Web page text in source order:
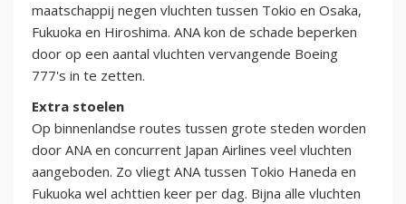
maatschappij negen vluchten tussen Tokio en Osaka,
Fukuoka en Hiroshima. ANA kon de schade beperken
door op een aantal vluchten vervangende Boeing
777's in te zetten.
Extra stoelen
Op binnenlandse routes tussen grote steden worden
door ANA en concurrent Japan Airlines veel vluchten
aangeboden. Zo vliegt ANA tussen Tokio Haneda en
Fukuoka wel achttien keer per dag. Bijna alle vluchten